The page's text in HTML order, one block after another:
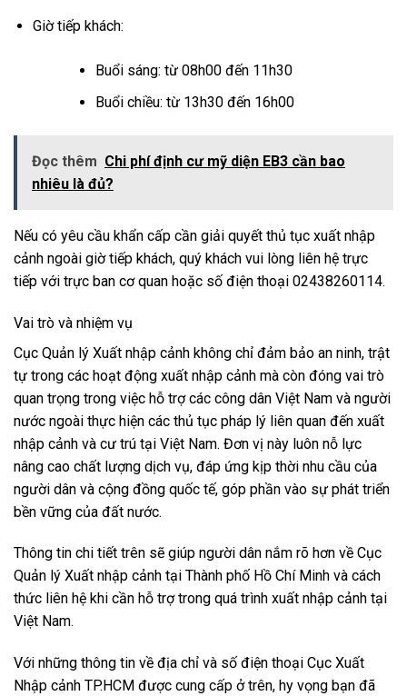
Giờ tiếp khách:
Buổi sáng: từ 08h00 đến 11h30
Buổi chiều: từ 13h30 đến 16h00
Đọc thêm Chi phí định cư mỹ diện EB3 cần bao
nhiêu là đủ?
Nếu có yêu cầu khẩn cấp cần giải quyết thủ tục xuất nhập
cảnh ngoài giờ tiếp khách, quý khách vui lòng liên hệ trực
tiếp với trực ban cơ quan hoặc số điện thoại 02438260114.
Vai trò và nhiệm vụ
Cục Quản lý Xuất nhập cảnh không chỉ đảm bảo an ninh, trật
tự trong các hoạt động xuất nhập cảnh mà còn đóng vai trò
quan trọng trong việc hỗ trợ các công dân Việt Nam và người
nước ngoài thực hiện các thủ tục pháp lý liên quan đến xuất
nhập cảnh và cư trú tại Việt Nam. Đơn vị này luôn nỗ lực
nâng cao chất lượng dịch vụ, đáp ứng kịp thời nhu cầu của
người dân và cộng đồng quốc tế, góp phần vào sự phát triển
bền vững của đất nước.
Thông tin chi tiết trên sẽ giúp người dân nắm rõ hơn về Cục
Quản lý Xuất nhập cảnh tại Thành phố Hồ Chí Minh và cách
thức liên hệ khi cần hỗ trợ trong quá trình xuất nhập cảnh tại
Việt Nam.
Với những thông tin về địa chỉ và số điện thoại Cục Xuất
Nhập cảnh TP.HCM được cung cấp ở trên, hy vọng bạn đã